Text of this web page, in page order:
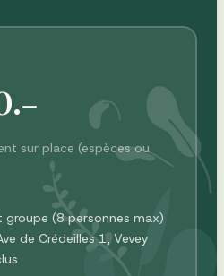
.–
sur place (espèces ou
groupe (8 personnes max)
de Crédeilles 1, Vevey